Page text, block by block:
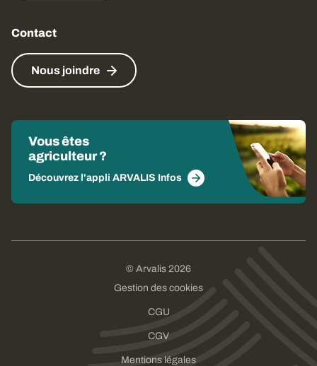
Contact
Nous joindre
Vous êtes
agriculteur ?
Découvrez l'appli ARVALIS Infos
© Arvalis 2026
Gestion des cookies
CGU
CGV
Mentions légales